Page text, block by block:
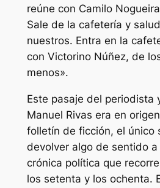
reúne con Camilo
Sale de la cafetería y
nuestros. Entra en la
con Victorino Núñez, de
menos».
Este pasaje del periodista
Manuel Rivas era en
folletín de ficción, el único
devolver algo de sentido
crónica política que
los setenta y los ochenta.